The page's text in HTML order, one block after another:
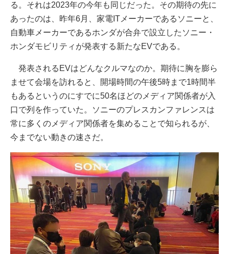
る。それは2023年の今年も同じだった。その期待の先に
あったのは、昨年6月、家電ITメーカーであるソニーと、
自動車メーカーであるホンダが合弁で設立したソニー・
ホンダモビリティが発表する新たなEVである。
発表されるEVはどんなクルマなのか。期待に胸を膨ら
ませて会場を訪れると、開場時間の午後5時まで1時間半
もあるというのにすでに50名ほどのメディア関係者が入
口で列を作っていた。ソニーのプレスカンファレンスは
常に多くのメディア関係者を集めることで知られるが、
今までない動きの速さだ。